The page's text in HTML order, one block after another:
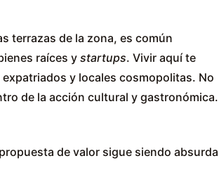
terrazas de la zona, es común
raíces ystartups. Vivir aquí te
y locales cosmopolitas. No
de la acción cultural y gastronómica.
de valor sigue siendo absurda